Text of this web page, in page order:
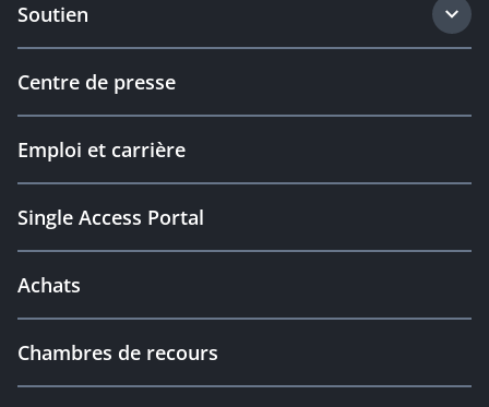
Soutien
Centre de presse
Emploi et carrière
Single Access Portal
Achats
Chambres de recours